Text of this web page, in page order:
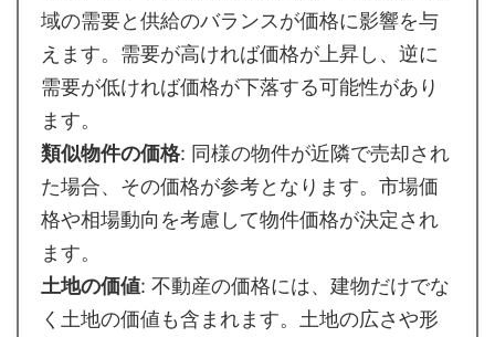
域の需要と供給のバランスが価格に影響を与
えます。需要が高ければ価格が上昇し、逆に
需要が低ければ価格が下落する可能性があり
ます。
類似物件の価格: 同様の物件が近隣で売却され
た場合、その価格が参考となります。市場価
格や相場動向を考慮して物件価格が決定され
ます。
土地の価値: 不動産の価格には、建物だけでな
く土地の価値も含まれます。土地の広さや形